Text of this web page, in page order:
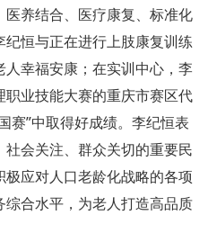
养结合、医疗康复、标准化
恒与正在进行上肢康复训练
幸福安康；在实训中心，李
业技能大赛的重庆市赛区代
赛”中取得好成绩。李纪恒表
会关注、群众关切的重要民
应对人口老龄化战略的各项
合水平，为老人打造高品质